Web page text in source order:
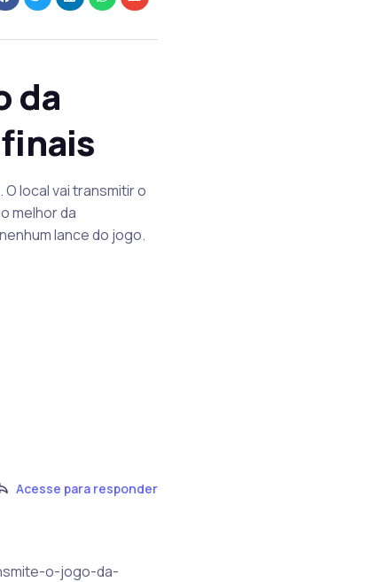
da
local vai transmitir o
melhor da
lance do jogo.
Acesse para responder
o-jogo-da-